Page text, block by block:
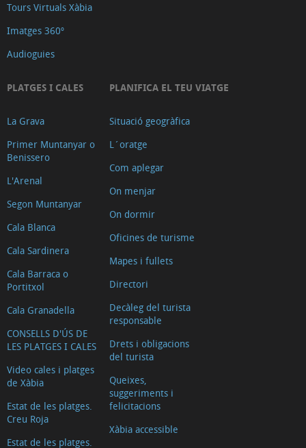
Tours Virtuals Xàbia
Imatges 360º
Audioguies
PLATGES I CALES
La Grava
Primer Muntanyar o
Benissero
L'Arenal
Segon Muntanyar
Cala Blanca
Cala Sardinera
Cala Barraca o
Portitxol
Cala Granadella
CONSELLS D'ÚS DE
LES PLATGES I CALES
Video cales i platges
de Xàbia
Estat de les platges.
Creu Roja
Estat de les platges.
PLANIFICA EL TEU VIATGE
Situació geogràfica
L´oratge
Com aplegar
On menjar
On dormir
Oficines de turisme
Mapes i fullets
Directori
Decàleg del turista
responsable
Drets i obligacions
del turista
Queixes,
suggeriments i
felicitacions
Xàbia accessible